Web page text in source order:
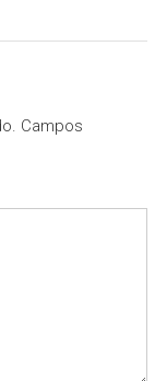
Campos